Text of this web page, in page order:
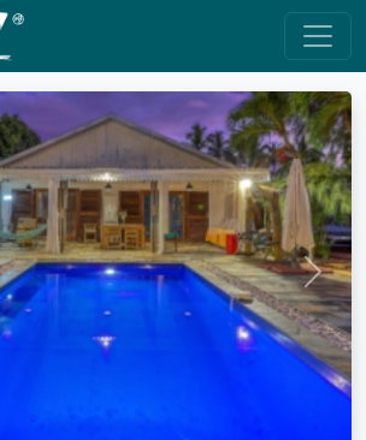
Next